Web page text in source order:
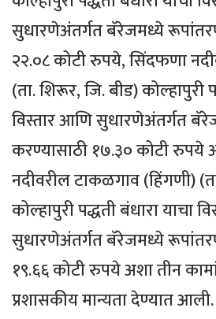
सुधारणेअंतर्गत बॅरेजमध्ये
२२.०८ कोटी रुपये, सिंदफणा
(ता. शिरूर, जि. बीड) कोल्हापुरी
विस्तार आणि सुधारणेअंतर्गत
करण्यासाठी १७.३० कोटी
नदीवरील टाकळगाव (हिंगणी)
कोल्हापुरी पद्धती बंधारा याचा
सुधारणेअंतर्गत बॅरेजमध्ये
१९.६६ कोटी रुपये अशा तीन
प्रशासकीय मान्यता देण्यात आली.